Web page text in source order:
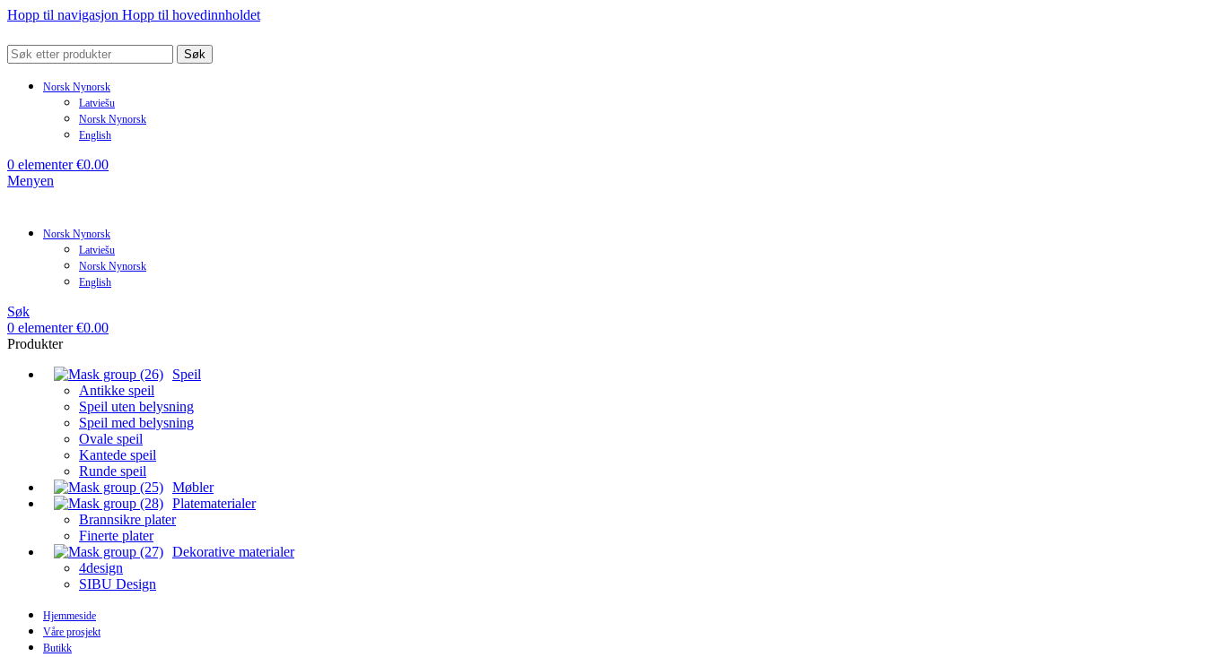
Hopp til navigasjon Hopp til hovedinnholdet
Søk
Norsk Nynorsk
Latviešu
Norsk Nynorsk
English
0 elementer €0.00
Menyen
Norsk Nynorsk
Latviešu
Norsk Nynorsk
English
Søk
0 elementer €0.00
Produkter
Speil
Antikke speil
Speil uten belysning
Speil med belysning
Ovale speil
Kantede speil
Runde speil
Møbler
Platematerialer
Brannsikre plater
Finerte plater
Dekorative materialer
4design
SIBU Design
Hjemmeside
Våre prosjekt
Butikk